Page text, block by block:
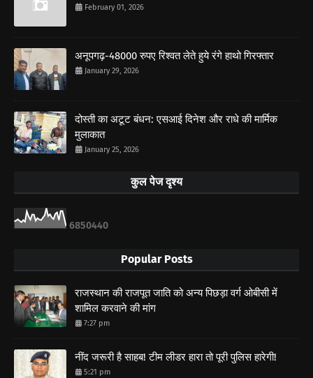
February 01, 2026
अनूपगढ़-48000 रुपए रिश्वत लेते हुये रंगे हाथो गिरफ्तार
January 29, 2026
दोस्ती का अटूट बंधन: एसआई दिनेश और राधे की मार्मिक
मुलाकात
January 25, 2026
कुल पेज दृश्य
6850440
Popular Posts
राजस्थान की राजपूत जाति को अन्य पिछड़ा वर्ग ओबीसी में
शामिल करवाने की मांग
7:27 pm
नींद जरूरी है साहब! टीम लीडर हारा तो पूरी पुलिस हारेगी!
5:21 pm